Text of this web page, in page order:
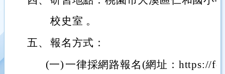
校史室 。
五、 報名方式：
(一) 一律採網路報名(網址：https://